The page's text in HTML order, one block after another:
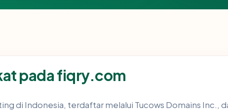
pada fiqry.com
di Indonesia, terdaftar melalui Tucows Domains Inc.,